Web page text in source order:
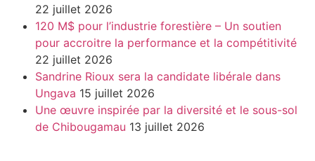
22 juillet 2026
120 M$ pour l’industrie forestière – Un soutien
pour accroitre la performance et la compétitivité
22 juillet 2026
Sandrine Rioux sera la candidate libérale dans
Ungava 15 juillet 2026
Une œuvre inspirée par la diversité et le sous-sol
de Chibougamau 13 juillet 2026